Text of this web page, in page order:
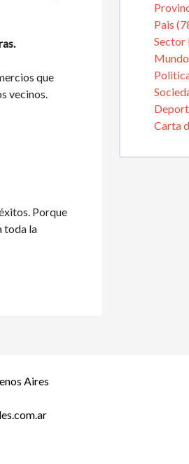
que
vecinos.
Porque
toda la
Pais
Sector
Carta
Aires